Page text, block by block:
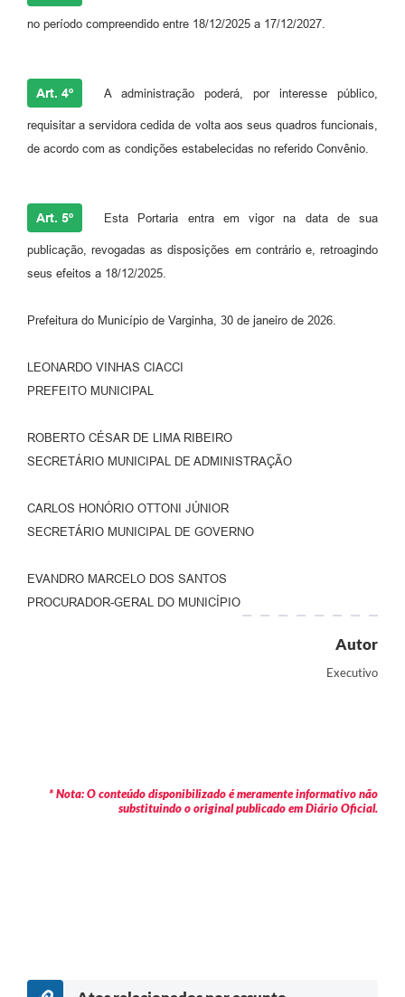
no período compreendido entre 18/12/2025 a 17/12/2027.
Art. 4º A administração poderá, por interesse público,
requisitar a servidora cedida de volta aos seus quadros funcionais,
de acordo com as condições estabelecidas no referido Convênio.
Art. 5º Esta Portaria entra em vigor na data de sua
publicação, revogadas as disposições em contrário e, retroagindo
seus efeitos a 18/12/2025.
Prefeitura do Município de Varginha, 30 de janeiro de 2026.
LEONARDO VINHAS CIACCI
PREFEITO MUNICIPAL
ROBERTO CÉSAR DE LIMA RIBEIRO
SECRETÁRIO MUNICIPAL DE ADMINISTRAÇÃO
CARLOS HONÓRIO OTTONI JÚNIOR
SECRETÁRIO MUNICIPAL DE GOVERNO
EVANDRO MARCELO DOS SANTOS
PROCURADOR-GERAL DO MUNICÍPIO
Autor
Executivo
* Nota: O conteúdo disponibilizado é meramente informativo não
substituindo o original publicado em Diário Oficial.